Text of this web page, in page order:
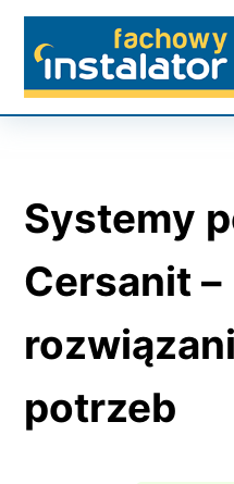
Przejdź
treści
Systemy
Cersanit –
potrzeb